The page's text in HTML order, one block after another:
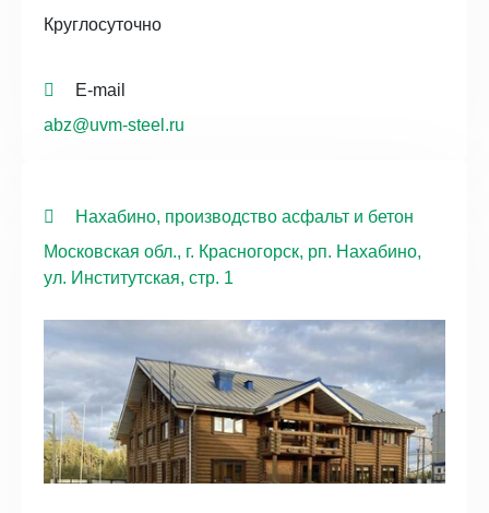
Круглосуточно
E-mail
abz@uvm-steel.ru
Нахабино, производство асфальт и бетон
Московская обл., г. Красногорск, рп. Нахабино,
ул. Институтская, стр. 1